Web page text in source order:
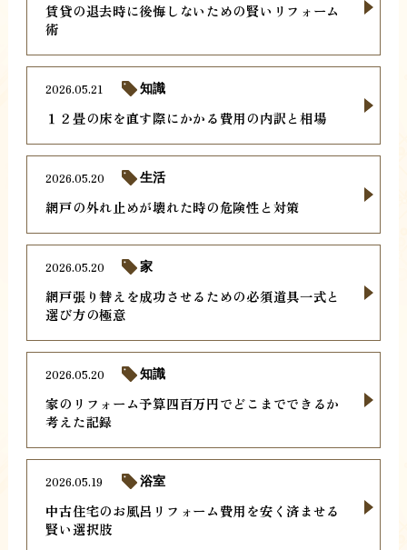
賃貸の退去時に後悔しないための賢いリフォーム
術
１２畳の床を直す際にかかる費用の内訳と相場
2026.05.21 知識
網戸の外れ止めが壊れた時の危険性と対策
2026.05.20 生活
網戸張り替えを成功させるための必須道具一式と
選び方の極意
2026.05.20 家
家のリフォーム予算四百万円でどこまでできるか
考えた記録
2026.05.20 知識
中古住宅のお風呂リフォーム費用を安く済ませる
賢い選択肢
2026.05.19 浴室